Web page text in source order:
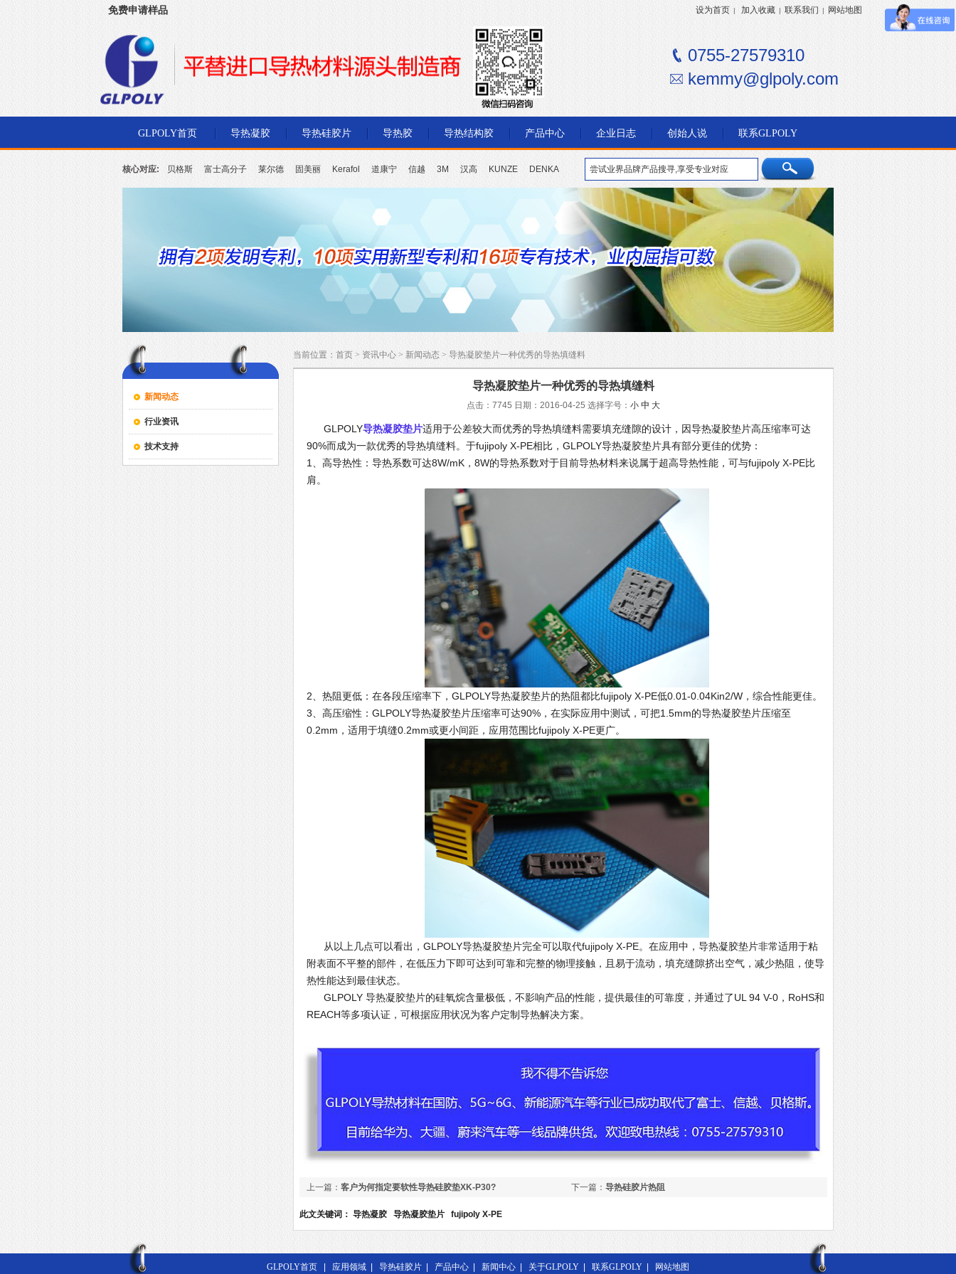
免费申请样品 设为首页 | 加入收藏 | 联系我们 | 网站地图
0755-27579310
kemmy@glpoly.com
GLPOLY首页 导热凝胶 导热硅胶片 导热胶 导热结构胶 产品中心 企业日志 创始人说 联系GLPOLY
核心对应: 贝格斯 富士高分子 莱尔德 固美丽 Kerafol 道康宁 信越 3M 汉高 KUNZE DENKA
新闻动态
行业资讯
技术支持
当前位置： 首页 > 资讯中心 > 新闻动态 > 导热凝胶垫片一种优秀的导热填缝料
导热凝胶垫片一种优秀的导热填缝料
点击：7745 日期：2016-04-25 选择字号： 小 中 大
GLPOLY导热凝胶垫片适用于公差较大而优秀的导热填缝料需要填充缝隙的设计，因导热凝胶垫片高压缩率可达
90%而成为一款优秀的导热填缝料。于fujipoly X-PE相比，GLPOLY导热凝胶垫片具有部分更佳的优势：
1、高导热性：导热系数可达8W/mK，8W的导热系数对于目前导热材料来说属于超高导热性能，可与fujipoly X-PE比
肩。
2、热阻更低：在各段压缩率下，GLPOLY导热凝胶垫片的热阻都比fujipoly X-PE低0.01-0.04Kin2/W，综合性能更佳。
3、高压缩性：GLPOLY导热凝胶垫片压缩率可达90%，在实际应用中测试，可把1.5mm的导热凝胶垫片压缩至
0.2mm，适用于填缝0.2mm或更小间距，应用范围比fujipoly X-PE更广。
从以上几点可以看出，GLPOLY导热凝胶垫片完全可以取代fujipoly X-PE。在应用中，导热凝胶垫片非常适用于粘
附表面不平整的部件，在低压力下即可达到可靠和完整的物理接触，且易于流动，填充缝隙挤出空气，减少热阻，使导
热性能达到最佳状态。
GLPOLY 导热凝胶垫片的硅氧烷含量极低，不影响产品的性能，提供最佳的可靠度，并通过了UL 94 V-0，RoHS和
REACH等多项认证，可根据应用状况为客户定制导热解决方案。
上一篇： 客户为何指定要软性导热硅胶垫XK-P30? 下一篇： 导热硅胶片热阻
此文关键词： 导热凝胶 导热凝胶垫片 fujipoly X-PE
GLPOLY首页 应用领域 导热硅胶片 产品中心 新闻中心 关于GLPOLY 联系GLPOLY 网站地图